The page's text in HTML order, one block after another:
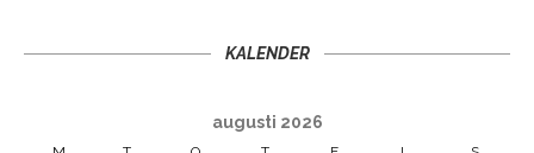
KALENDER
augusti 2026